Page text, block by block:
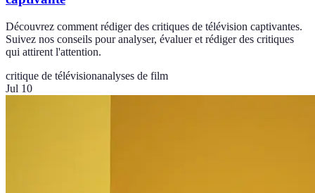
Découvrez comment rédiger des critiques de télévision captivantes.
Suivez nos conseils pour analyser, évaluer et rédiger des critiques
qui attirent l'attention.
critique de télévisionanalyses de film
Jul 10